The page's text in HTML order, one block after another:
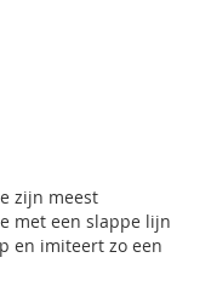
zijn meest
met een slappe lijn
en imiteert zo een